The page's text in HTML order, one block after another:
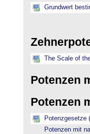
Grundwert
The Scale of
Potenzen
Potenzen
Potenzgesetze
Potenzen mit